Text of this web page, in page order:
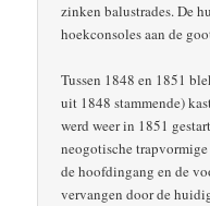
zinken balustrades. De
hoekconsoles aan de
Tussen 1848 en 1851
uit 1848 stammende)
werd weer in 1851
neogotische
de hoofdingang en de
vervangen door de